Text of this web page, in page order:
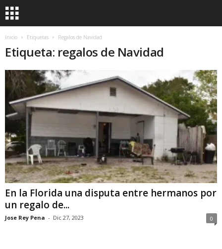
Inicio Etiquetas Regalos de Navidad
Etiqueta: regalos de Navidad
En la Florida una disputa entre hermanos por
un regalo de...
Jose Rey Pena - Dic 27, 2023 0